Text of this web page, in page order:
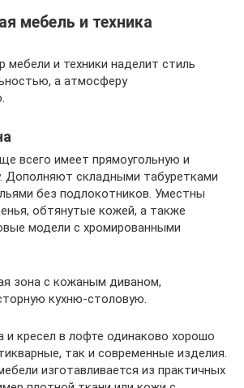
мебель и техника
мебели и техники наделит стиль
а атмосферу
всего имеет прямоугольную и
Дополняют складными табуретками
без подлокотников. Уместны
обтянутые кожей, а также
модели с хромированными
зона с кожаным диваном,
кухню-столовую.
и кресел в лофте одинаково хорошо
так и современные изделия.
изготавливается из практичных